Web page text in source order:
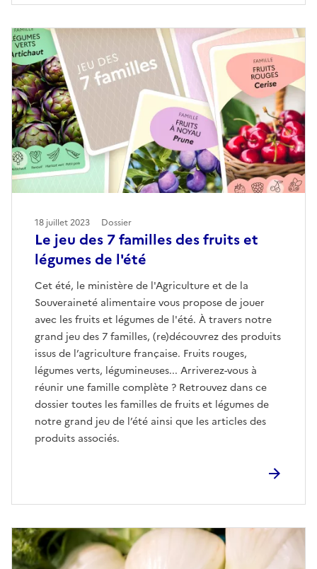
Le jeu des 7 familles des fruits et
légumes de l'été
Cet été, le ministère de l'Agriculture et de la
Souveraineté alimentaire vous propose de jouer
avec les fruits et légumes de l'été. À travers notre
grand jeu des 7 familles, (re)découvrez des produits
issus de l’agriculture française. Fruits rouges,
légumes verts, légumineuses... Arriverez-vous à
réunir une famille complète ? Retrouvez dans ce
dossier toutes les familles de fruits et légumes de
notre grand jeu de l’été ainsi que les articles des
produits associés.
18 juillet 2023 Dossier